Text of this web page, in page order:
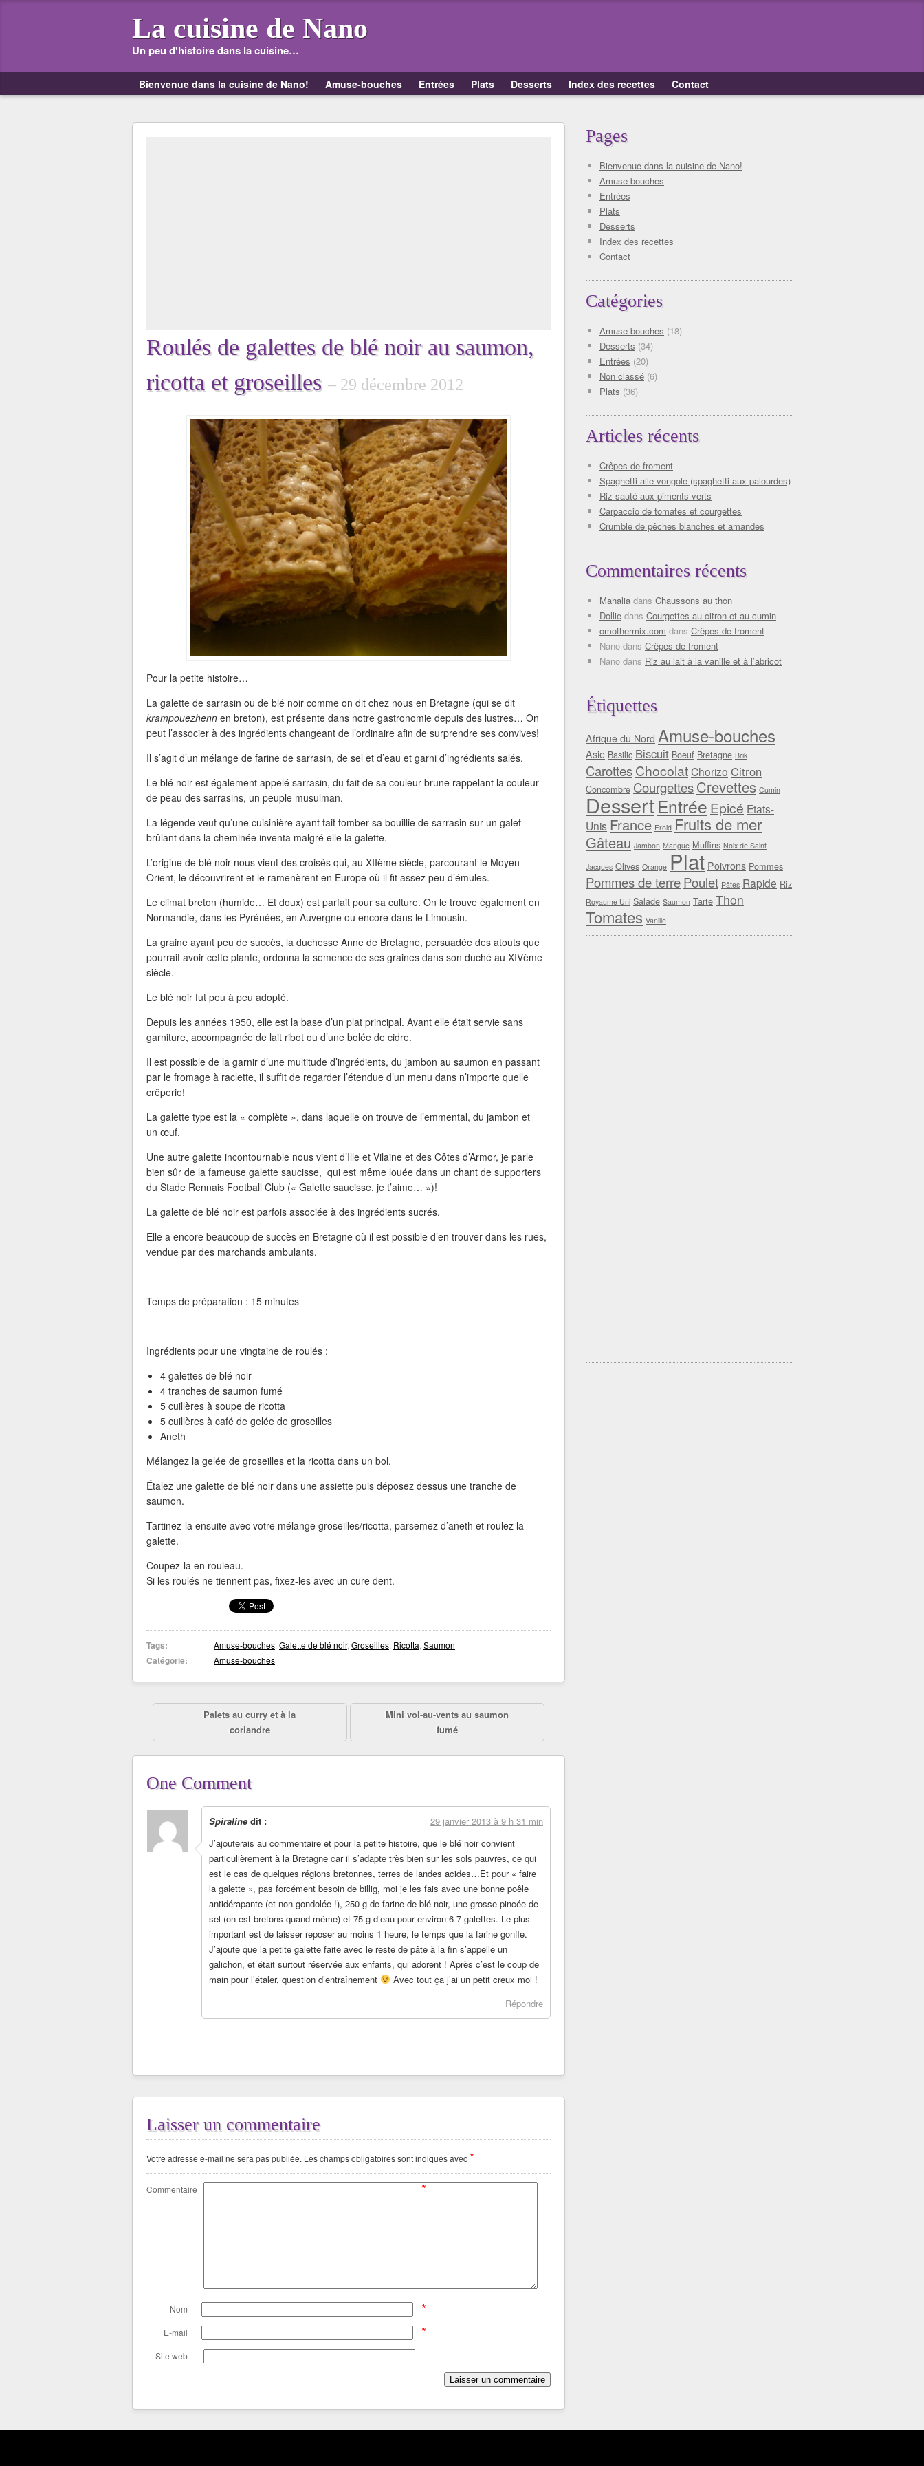
La cuisine de Nano
Un peu d'histoire dans la cuisine…
Bienvenue dans la cuisine de Nano! Amuse-bouches Entrées Plats Desserts Index des recettes Contact
Roulés de galettes de blé noir au saumon,
ricotta et groseilles
29 décembre 2012
Pour la petite histoire…
La galette de sarrasin ou de blé noir comme on dit chez nous en Bretagne (qui se dit
krampouezhenn en breton), est présente dans notre gastronomie depuis des lustres… On
peut l’associer à des ingrédients changeant de l’ordinaire afin de surprendre ses convives!
Il s’agit d’un mélange de farine de sarrasin, de sel et d’eau et garni d’ingrédients salés.
Le blé noir est également appelé sarrasin, du fait de sa couleur brune rappelant la couleur
de peau des sarrasins, un peuple musulman.
La légende veut qu’une cuisinière ayant fait tomber sa bouillie de sarrasin sur un galet
brûlant dans la cheminée inventa malgré elle la galette.
L’origine de blé noir nous vient des croisés qui, au XIIème siècle, parcourant le Moyen-
Orient, le découvrirent et le ramenèrent en Europe où il fit assez peu d’émules.
Le climat breton (humide… Et doux) est parfait pour sa culture. On le trouve également en
Normandie, dans les Pyrénées, en Auvergne ou encore dans le Limousin.
La graine ayant peu de succès, la duchesse Anne de Bretagne, persuadée des atouts que
pourrait avoir cette plante, ordonna la semence de ses graines dans son duché au XIVème
siècle.
Le blé noir fut peu à peu adopté.
Depuis les années 1950, elle est la base d’un plat principal. Avant elle était servie sans
garniture, accompagnée de lait ribot ou d’une bolée de cidre.
Il est possible de la garnir d’une multitude d’ingrédients, du jambon au saumon en passant
par le fromage à raclette, il suffit de regarder l’étendue d’un menu dans n’importe quelle
crêperie!
La galette type est la « complète », dans laquelle on trouve de l’emmental, du jambon et
un œuf.
Une autre galette incontournable nous vient d’Ille et Vilaine et des Côtes d’Armor, je parle
bien sûr de la fameuse galette saucisse, qui est même louée dans un chant de supporters
du Stade Rennais Football Club (« Galette saucisse, je t’aime… »)!
La galette de blé noir est parfois associée à des ingrédients sucrés.
Elle a encore beaucoup de succès en Bretagne où il est possible d’en trouver dans les rues,
vendue par des marchands ambulants.
Temps de préparation : 15 minutes
Ingrédients pour une vingtaine de roulés :
4 galettes de blé noir
4 tranches de saumon fumé
5 cuillères à soupe de ricotta
5 cuillères à café de gelée de groseilles
Aneth
Mélangez la gelée de groseilles et la ricotta dans un bol.
Étalez une galette de blé noir dans une assiette puis déposez dessus une tranche de
saumon.
Tartinez-la ensuite avec votre mélange groseilles/ricotta, parsemez d’aneth et roulez la
galette.
Coupez-la en rouleau.
Si les roulés ne tiennent pas, fixez-les avec un cure dent.
Tags: Amuse-bouches Galette de blé noir, Groseilles Ricotta Saumon
Catégorie: Amuse-bouches
Palets au curry et à la
coriandre
Mini vol-au-vents au saumon
fumé
One Comment
Spiraline dit :
29 janvier 2013 à 9 h 31 min
J’ajouterais au commentaire et pour la petite histoire, que le blé noir convient
particulièrement à la Bretagne car il s’adapte très bien sur les sols pauvres, ce qui
est le cas de quelques régions bretonnes, terres de landes acides…Et pour « faire
la galette », pas forcément besoin de billig, moi je les fais avec une bonne poêle
antidérapante (et non gondolée !), 250 g de farine de blé noir, une grosse pincée de
sel (on est bretons quand même) et 75 g d’eau pour environ 6-7 galettes. Le plus
important est de laisser reposer au moins 1 heure, le temps que la farine gonfle.
J’ajoute que la petite galette faite avec le reste de pâte à la fin s’appelle un
galichon, et était surtout réservée aux enfants, qui adorent ! Après c’est le coup de
main pour l’étaler, question d’entraînement
Avec tout ça j’ai un petit creux moi !
Répondre
Laisser un commentaire
Votre adresse e-mail ne sera pas publiée. Les champs obligatoires sont indiqués avec *
Commentaire *
Nom *
E-mail *
Site web
Pages
Bienvenue dans la cuisine de Nano!
Amuse-bouches
Entrées
Plats
Desserts
Index des recettes
Contact
Catégories
Amuse-bouches (18)
Desserts (34)
Entrées (20)
Non classé (6)
Plats (36)
Articles récents
Crêpes de froment
Spaghetti alle vongole (spaghetti aux palourdes)
Riz sauté aux piments verts
Carpaccio de tomates et courgettes
Crumble de pêches blanches et amandes
Commentaires récents
Mahalia dans Chaussons au thon
Dollie dans Courgettes au citron et au cumin
omothermix.com dans Crêpes de froment
Nano dans Crêpes de froment
Nano dans Riz au lait à la vanille et à l’abricot
Étiquettes
Afrique du Nord Amuse-bouches
Asie Basilic Biscuit Boeuf Bretagne Brik
CarottesChocolatChorizo Citron
Concombre CourgettesCrevettes Cumin
DessertEntrée Epicé Etats-
Unis France Froid Fruits de mer
Gâteau Jambon Mangue Muffins Noix de Saint
Jacques Olives Orange Plat Poivrons Pommes
Pommes de terrePoulet Pâtes Rapide Riz
Royaume Uni Salade Saumon Tarte Thon
Tomates Vanille